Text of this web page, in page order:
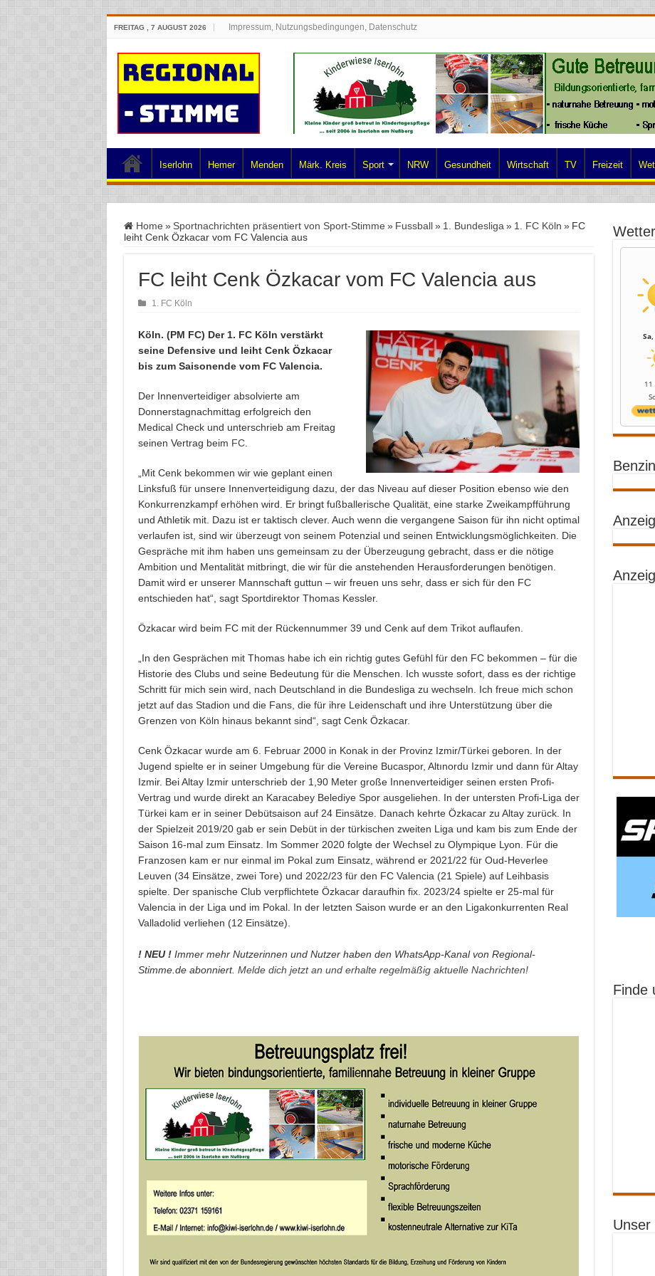
FREITAG , 7 AUGUST 2026 Impressum, Nutzungsbedingungen, Datenschutz
Iserlohn Hemer Menden Märk. Kreis Sport NRW Gesundheit Wirtschaft TV Freizeit
Home » Sportnachrichten präsentiert von Sport-Stimme » Fussball » 1. Bundesliga » 1. FC Köln » FC
leiht Cenk Özkacar vom FC Valencia aus
FC leiht Cenk Özkacar vom FC Valencia aus
1. FC Köln
Köln. (PM FC) Der 1. FC Köln verstärkt
seine Defensive und leiht Cenk Özkacar
bis zum Saisonende vom FC Valencia.
Der Innenverteidiger absolvierte am
Donnerstagnachmittag erfolgreich den
Medical Check und unterschrieb am Freitag
seinen Vertrag beim FC.
„Mit Cenk bekommen wir wie geplant einen
Linksfuß für unsere Innenverteidigung dazu, der das Niveau auf dieser Position ebenso wie den
Konkurrenzkampf erhöhen wird. Er bringt fußballerische Qualität, eine starke Zweikampfführung
und Athletik mit. Dazu ist er taktisch clever. Auch wenn die vergangene Saison für ihn nicht optimal
verlaufen ist, sind wir überzeugt von seinem Potenzial und seinen Entwicklungsmöglichkeiten. Die
Gespräche mit ihm haben uns gemeinsam zu der Überzeugung gebracht, dass er die nötige
Ambition und Mentalität mitbringt, die wir für die anstehenden Herausforderungen benötigen.
Damit wird er unserer Mannschaft guttun – wir freuen uns sehr, dass er sich für den FC
entschieden hat“, sagt Sportdirektor Thomas Kessler.
Özkacar wird beim FC mit der Rückennummer 39 und Cenk auf dem Trikot auflaufen.
„In den Gesprächen mit Thomas habe ich ein richtig gutes Gefühl für den FC bekommen – für die
Historie des Clubs und seine Bedeutung für die Menschen. Ich wusste sofort, dass es der richtige
Schritt für mich sein wird, nach Deutschland in die Bundesliga zu wechseln. Ich freue mich schon
jetzt auf das Stadion und die Fans, die für ihre Leidenschaft und ihre Unterstützung über die
Grenzen von Köln hinaus bekannt sind“, sagt Cenk Özkacar.
Cenk Özkacar wurde am 6. Februar 2000 in Konak in der Provinz Izmir/Türkei geboren. In der
Jugend spielte er in seiner Umgebung für die Vereine Bucaspor, Altınordu Izmir und dann für Altay
Izmir. Bei Altay Izmir unterschrieb der 1,90 Meter große Innenverteidiger seinen ersten Profi-
Vertrag und wurde direkt an Karacabey Belediye Spor ausgeliehen. In der untersten Profi-Liga der
Türkei kam er in seiner Debütsaison auf 24 Einsätze. Danach kehrte Özkacar zu Altay zurück. In
der Spielzeit 2019/20 gab er sein Debüt in der türkischen zweiten Liga und kam bis zum Ende der
Saison 16-mal zum Einsatz. Im Sommer 2020 folgte der Wechsel zu Olympique Lyon. Für die
Franzosen kam er nur einmal im Pokal zum Einsatz, während er 2021/22 für Oud-Heverlee
Leuven (34 Einsätze, zwei Tore) und 2022/23 für den FC Valencia (21 Spiele) auf Leihbasis
spielte. Der spanische Club verpflichtete Özkacar daraufhin fix. 2023/24 spielte er 25-mal für
Valencia in der Liga und im Pokal. In der letzten Saison wurde er an den Ligakonkurrenten Real
Valladolid verliehen (12 Einsätze).
! NEU !Immer mehr Nutzerinnen und Nutzer haben den WhatsApp-Kanal von Regional-
Stimme.de abonniert. Melde dich jetzt an und erhalte regelmäßig aktuelle Nachrichten!
Wetter
11
Finde
Unser